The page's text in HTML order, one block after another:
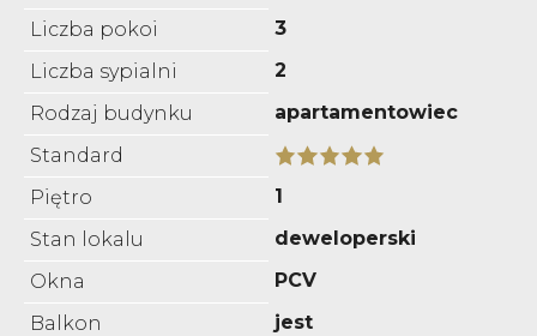
Liczba pokoi
3
Liczba sypialni
2
Rodzaj budynku
apartamentowiec
Standard
Piętro
1
Stan lokalu
deweloperski
Okna
PCV
Balkon
jest